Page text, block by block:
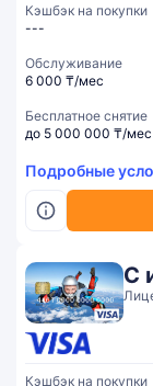
Кэшбэк на покупки
---
Обслуживание
6 000 ₸/мес
Бесплатное снятие
до 5 000 000 ₸/мес
Подробные
С
Кэшбэк на покупки